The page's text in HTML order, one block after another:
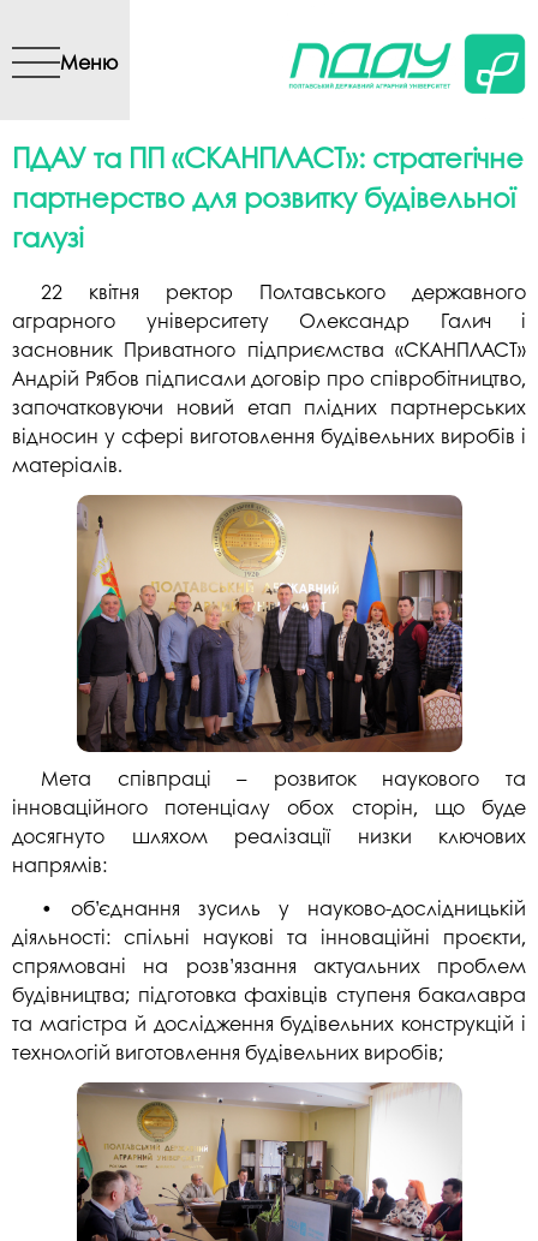
вмісту
Меню
ПДАУ та ПП «СКАНПЛАСТ»: стратегічне
партнерство для розвитку будівельної
галузі
22 квітня ректор Полтавського державного
аграрного університету Олександр Галич і
засновник Приватного підприємства «СКАНПЛАСТ»
Андрій Рябов підписали договір про співробітництво,
започатковуючи новий етап плідних партнерських
відносин у сфері виготовлення будівельних виробів і
матеріалів.
Мета співпраці – розвиток наукового та
інноваційного потенціалу обох сторін, що буде
досягнуто шляхом реалізації низки ключових
напрямів:
• об’єднання зусиль у науково-дослідницькій
діяльності: спільні наукові та інноваційні проєкти,
спрямовані на розв’язання актуальних проблем
будівництва; підготовка фахівців ступеня бакалавра
та магістра й дослідження будівельних конструкцій і
технологій виготовлення будівельних виробів;